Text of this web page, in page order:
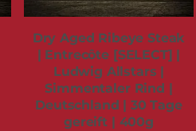
Dry Aged Ribeye Steak
| Entrecôte [SELECT] |
Ludwig Allstars |
Simmentaler Rind |
Deutschland | 30 Tage
gereift | 400g